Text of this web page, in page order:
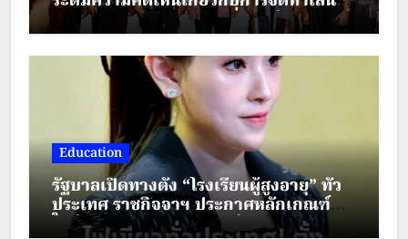
ทางตามรอยวัฒนธรรมเครื่องแต่งกาย
ชาติพันธุ์ ภายใต้โครงการส่งเสริมการท่อง
เที่ยวชาติพันธุ์สีสันแห่งล้านนา
Education
รัฐบาลเปิดทางตั้ง “โรงเรียนผู้สูงอายุ” ทั่ว
ประเทศ ราชกิจจาฯ ประกาศหลักเกณฑ์
ใหม่ ยกระดับคุณภาพชีวิตผู้สูงวัย